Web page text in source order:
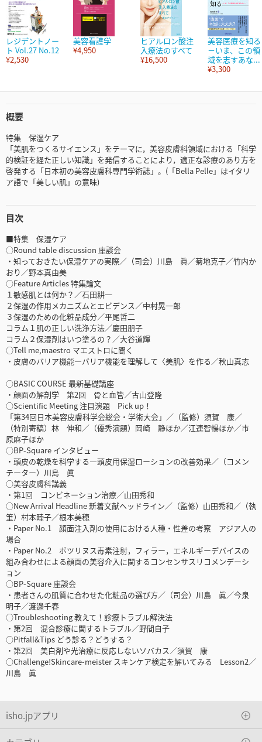
レジデントノー
ト Vol.27 No.12
¥2,530
美容看護学
¥4,950
ヒアルロン酸注
入療法のすべて
¥16,500
美容医療を知る
－いま、この領
域を志すあな...
¥3,300
概要
特集 保湿ケア
「美肌をつくるサイエンス」をテーマに，美容皮膚科領域における「科学
的検証を経た正しい知識」を発信することにより，適正な診療のあり方を
啓発する「日本初の美容皮膚科専門学術誌」。(「Bella Pelle」はイタリ
ア語で「美しい肌」の意味)
目次
■特集 保湿ケア
○Round table discussion 座談会
・知っておきたい保湿ケアの実際／（司会）川島 眞／菊地克子／竹内か
おり／野本真由美
○Feature Articles 特集論文
１敏感肌とは何か？／石田耕一
２保湿の作用メカニズムとエビデンス／中村晃一郎
３保湿のための化粧品成分／平尾哲二
コラム１肌の正しい洗浄方法／慶田朋子
コラム２保湿剤はいつ塗るの？／大谷道輝
○Tell me,maestro マエストロに聞く
・皮膚のバリア機能―バリア機能を理解して〈美肌〉を作る／秋山真志
○BASIC COURSE 最新基礎講座
・顔面の解剖学 第2回 骨と血管／古山登隆
○Scientific Meeting 注目演題 Pick up！
「第34回日本美容皮膚科学会総会・学術大会」／（監修）須賀 康／
（特別寄稿）林 伸和／（優秀演題）岡崎 静ほか／江連智暢ほか／市
原麻子ほか
○BP-Square インタビュー
・頭皮の乾燥を科学する―頭皮用保湿ローションの改善効果／（コメン
テーター）川島 眞
○美容皮膚科講義
・第1回 コンビネーション治療／山田秀和
○New Arrival Headline 新着文献ヘッドライン／（監修）山田秀和／（執
筆）村本睦子／根本美穂
・Paper No.1 顔面注入剤の使用における人種・性差の考察 アジア人の
場合
・Paper No.2 ボツリヌス毒素注射，フィラー，エネルギーデバイスの
組み合わせによる顔面の美容介入に関するコンセンサスリコメンデーシ
ョン
○BP-Square 座談会
・患者さんの肌質に合わせた化粧品の選び方／（司会）川島 眞／今泉
明子／渡邊千春
○Troubleshooting 教えて！診療トラブル解決法
・第2回 混合診療に関するトラブル／野間自子
○Pitfall&Tips どう診る？どうする？
・第2回 美白剤や光治療に反応しないソバカス／須賀 康
○Challenge!Skincare-meister スキンケア検定を解いてみる Lesson2／
川島 眞
isho.jpアプリ